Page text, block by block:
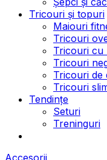
Tricouri și topuri
Maiouri
Tricouri
Tricouri cu
Tricouri
Tricouri de
Tricouri
Tendințe
Seturi
Treninguri
Accesorii